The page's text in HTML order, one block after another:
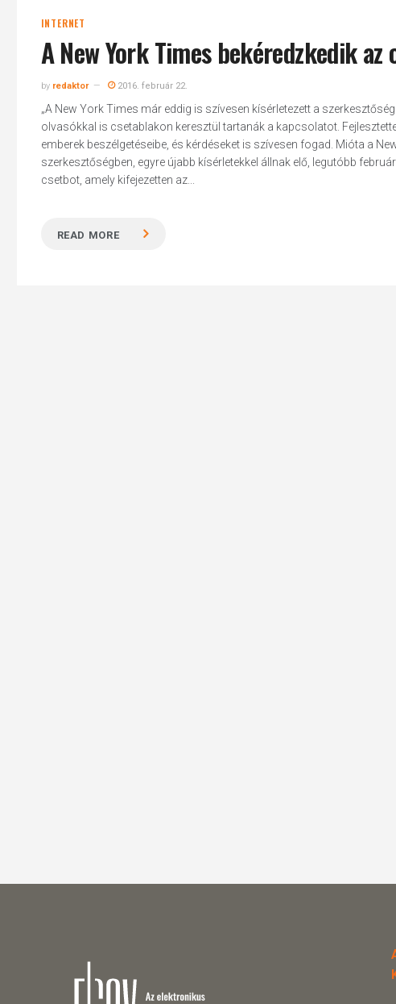
INTERNET
A New York Times bekéredzkedik az
by redaktor 2016. február 22.
„A New York Times már eddig is szívesen kísérletezett a
olvasókkal is csetablakon keresztül tartanák a kapcsolatot.
emberek beszélgetéseibe, és kérdéseket is szívesen fogad. Mióta a
szerkesztőségben, egyre újabb kísérletekkel állnak elő, legutóbb
csetbot, amely kifejezetten az...
READ MORE